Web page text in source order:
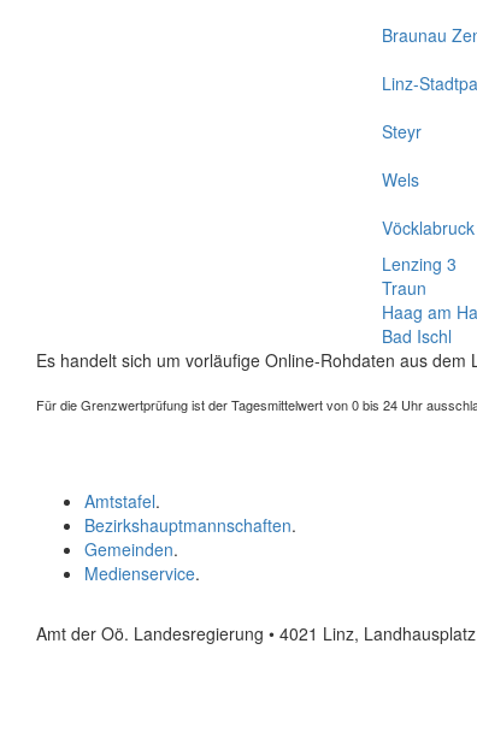
Braunau
Linz-
Steyr
Wels
Vöcklabruck
Lenzing 3
Traun
Haag am
Bad Ischl
Es handelt sich um vorläufige Online-Rohdaten aus dem
Für die Grenzwertprüfung ist der Tagesmittelwert von 0 bis 24 Uhr
Amtstafel.
Bezirkshauptmannschaften.
Gemeinden.
Medienservice.
Amt der Oö. Landesregierung • 4021 Linz, Landhausplatz